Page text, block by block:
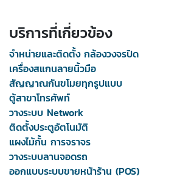
บริการที่เกี่ยวข้อง
จำหน่ายและติดตั้ง กล้องวงจรปิด
เครื่องสแกนลายนิ้วมือ
สัญญาณกันขโมยทุกรูปแบบ
ตู้สาขาโทรศัพท์
วางระบบ Network
ติดตั้งประตูอัตโนมัติ
แผงไม้กั้น การจราจร
วางระบบลานจอดรถ
ออกแบบระบบขายหน้าร้าน (POS)